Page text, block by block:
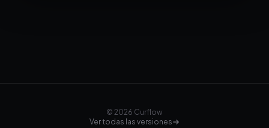
© 2026 Curflow
Ver todas las versiones